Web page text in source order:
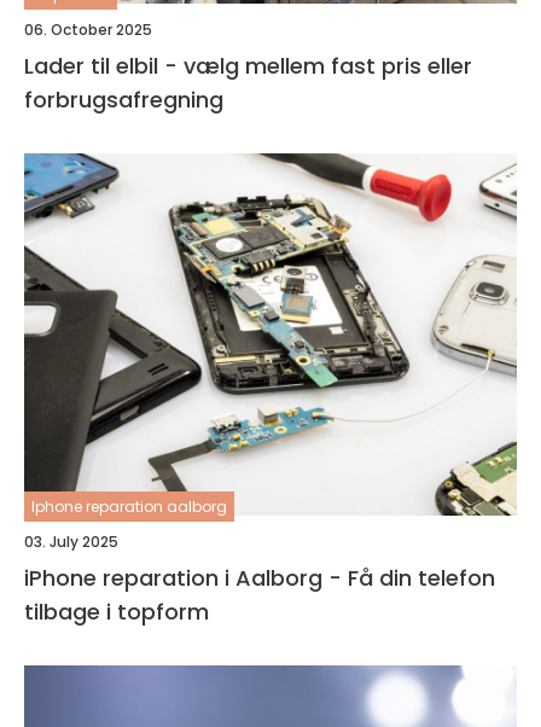
06. October 2025
Lader til elbil - vælg mellem fast pris eller
forbrugsafregning
Iphone reparation aalborg
03. July 2025
iPhone reparation i Aalborg - Få din telefon
tilbage i topform